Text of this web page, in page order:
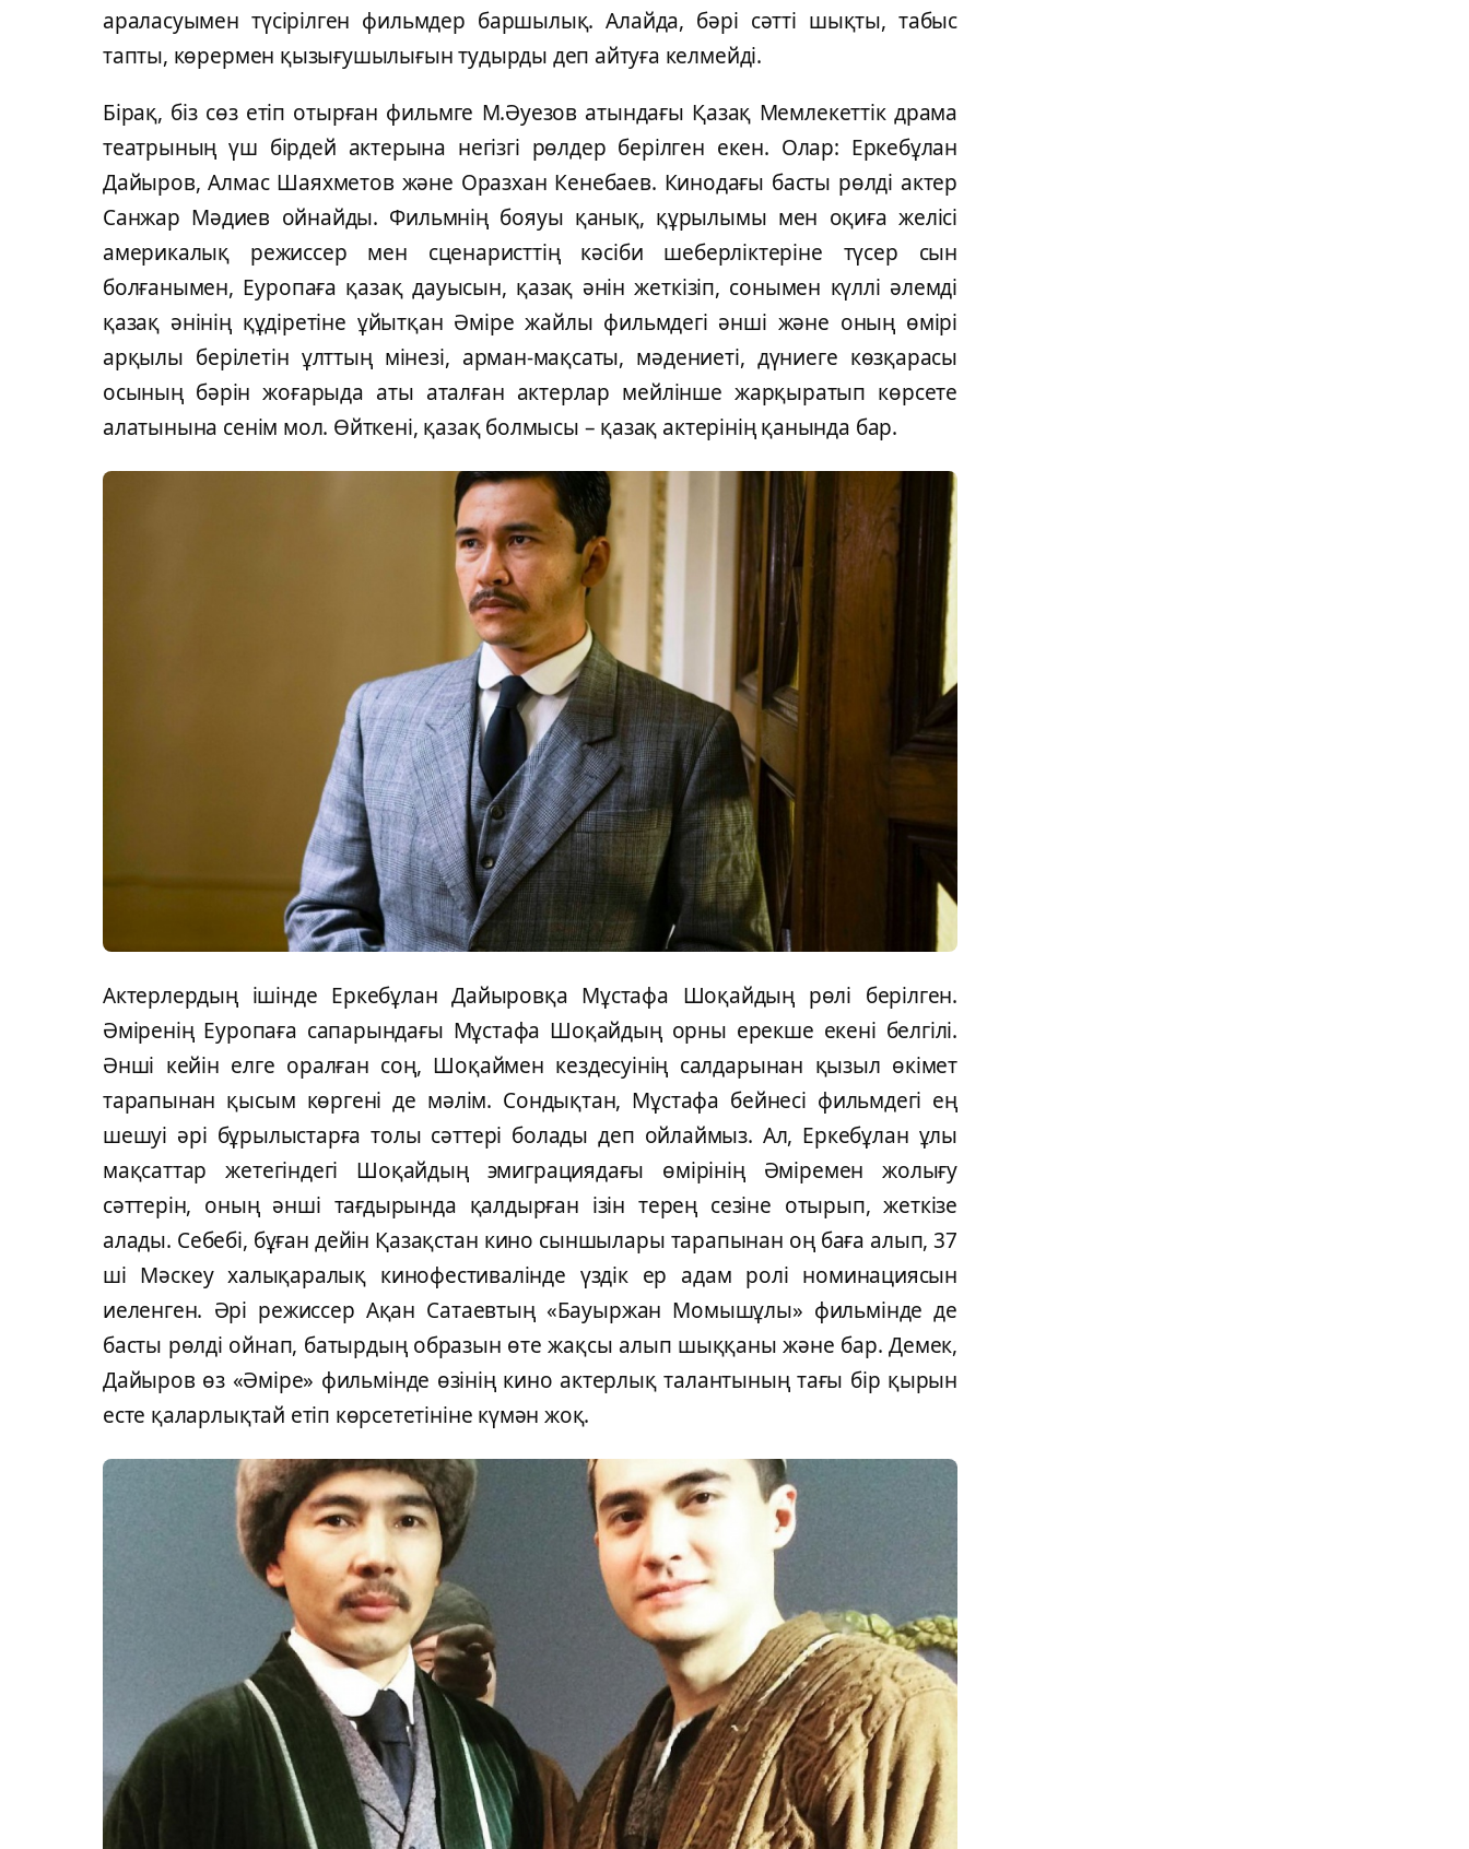
араласуымен түсірілген фильмдер баршылық. Алайда, бәрі сәтті шықты, табыс
тапты, көрермен қызығушылығын тудырды деп айтуға келмейді.
Бірақ, біз сөз етіп отырған фильмге М.Әуезов атындағы Қазақ Мемлекеттік драма
театрының үш бірдей актерына негізгі рөлдер берілген екен. Олар: Еркебұлан
Дайыров, Алмас Шаяхметов және Оразхан Кенебаев. Кинодағы басты рөлді актер
Санжар Мәдиев ойнайды. Фильмнің бояуы қанық, құрылымы мен оқиға желісі
америкалық режиссер мен сценаристтің кәсіби шеберліктеріне түсер сын
болғанымен, Еуропаға қазақ дауысын, қазақ әнін жеткізіп, сонымен күллі әлемді
қазақ әнінің құдіретіне ұйытқан Әміре жайлы фильмдегі әнші және оның өмірі
арқылы берілетін ұлттың мінезі, арман-мақсаты, мәдениеті, дүниеге көзқарасы
осының бәрін жоғарыда аты аталған актерлар мейлінше жарқыратып көрсете
алатынына сенім мол. Өйткені, қазақ болмысы – қазақ актерінің қанында бар.
Актерлердың ішінде Еркебұлан Дайыровқа Мұстафа Шоқайдың рөлі берілген.
Әміренің Еуропаға сапарындағы Мұстафа Шоқайдың орны ерекше екені белгілі.
Әнші кейін елге оралған соң, Шоқаймен кездесуінің салдарынан қызыл өкімет
тарапынан қысым көргені де мәлім. Сондықтан, Мұстафа бейнесі фильмдегі ең
шешуі әрі бұрылыстарға толы сәттері болады деп ойлаймыз. Ал, Еркебұлан ұлы
мақсаттар жетегіндегі Шоқайдың эмиграциядағы өмірінің Әміремен жолығу
сәттерін, оның әнші тағдырында қалдырған ізін терең сезіне отырып, жеткізе
алады. Себебі, бұған дейін Қазақстан кино сыншылары тарапынан оң баға алып, 37
ші Мәскеу халықаралық кинофестивалінде үздік ер адам ролі номинациясын
иеленген. Әрі режиссер Ақан Сатаевтың «Бауыржан Момышұлы» фильмінде де
басты рөлді ойнап, батырдың образын өте жақсы алып шыққаны және бар. Демек,
Дайыров өз «Әміре» фильмінде өзінің кино актерлық талантының тағы бір қырын
есте қаларлықтай етіп көрсететініне күмән жоқ.